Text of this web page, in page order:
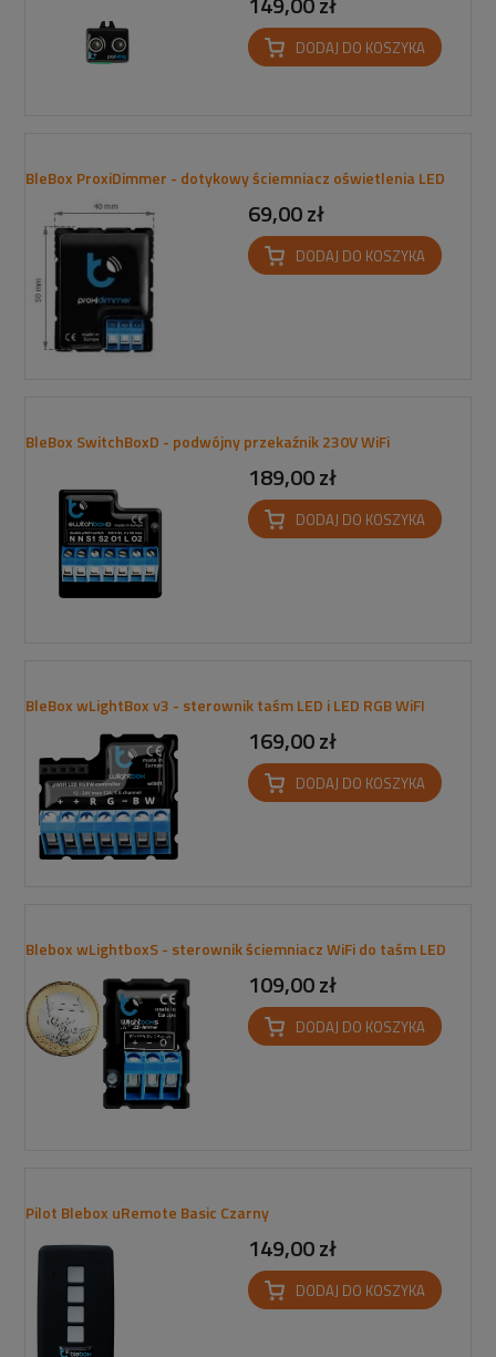
DODAJ DO KOSZYKA
BleBox ProxiDimmer - dotykowy ściemniacz oświetlenia LED
69,00 zł
DODAJ DO KOSZYKA
BleBox SwitchBoxD - podwójny przekaźnik 230V WiFi
189,00 zł
DODAJ DO KOSZYKA
BleBox wLightBox v3 - sterownik taśm LED i LED RGB WiFI
169,00 zł
DODAJ DO KOSZYKA
Blebox wLightboxS - sterownik ściemniacz WiFi do taśm LED
109,00 zł
DODAJ DO KOSZYKA
Pilot Blebox uRemote Basic Czarny
149,00 zł
DODAJ DO KOSZYKA